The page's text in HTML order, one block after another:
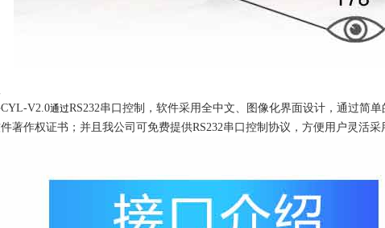
V2.0通过RS232串口控制，软件采用全中文、图像化界面设计，通过简
著作权证书；并且我公司可免费提供RS232串口控制协议，方便用户灵活